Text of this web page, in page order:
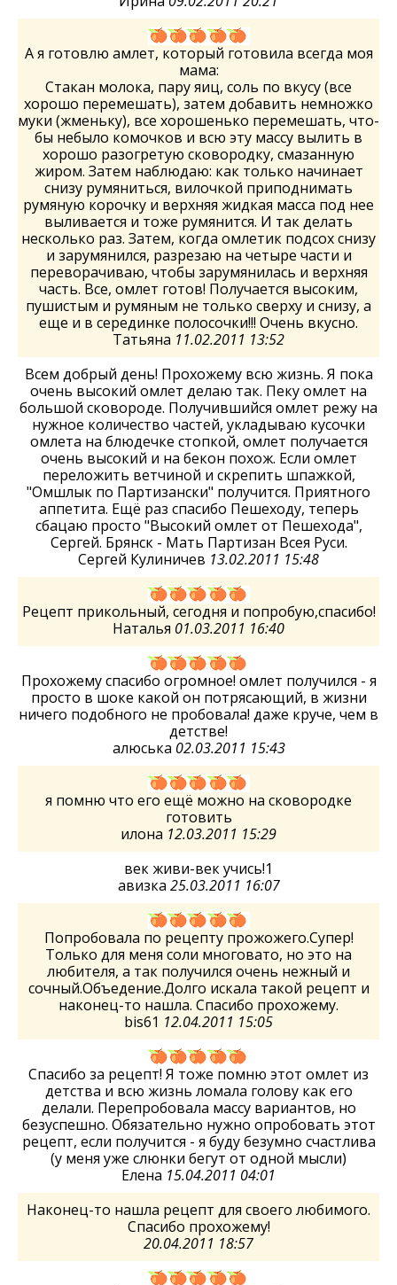
А я готовлю амлет, который готовила всегда моя
мама:
Стакан молока, пару яиц, соль по вкусу (все
хорошо перемешать), затем добавить немножко
муки (жменьку), все хорошенько перемешать, что-
бы небыло комочков и всю эту массу вылить в
хорошо разогретую сковородку, смазанную
жиром. Затем наблюдаю: как только начинает
снизу румяниться, вилочкой приподнимать
румяную корочку и верхняя жидкая масса под нее
выливается и тоже румянится. И так делать
несколько раз. Затем, когда омлетик подсох снизу
и зарумянился, разрезаю на четыре части и
переворачиваю, чтобы зарумянилась и верхняя
часть. Все, омлет готов! Получается высоким,
пушистым и румяным не только сверху и снизу, а
еще и в серединке полосочки!!! Очень вкусно.
Татьяна 11.02.2011 13:52
Всем добрый день! Прохожему всю жизнь. Я пока
очень высокий омлет делаю так. Пеку омлет на
большой сковороде. Получившийся омлет режу на
нужное количество частей, укладываю кусочки
омлета на блюдечке стопкой, омлет получается
очень высокий и на бекон похож. Если омлет
переложить ветчиной и скрепить шпажкой,
"Омшлык по Партизански" получится. Приятного
аппетита. Ещё раз спасибо Пешеходу, теперь
сбацаю просто "Высокий омлет от Пешехода",
Сергей. Брянск - Мать Партизан Всея Руси.
Сергей Кулиничев 13.02.2011 15:48
Рецепт прикольный, сегодня и попробую,спасибо!
Наталья 01.03.2011 16:40
Прохожему спасибо огромное! омлет получился - я
просто в шоке какой он потрясающий, в жизни
ничего подобного не пробовала! даже круче, чем в
детстве!
алюська 02.03.2011 15:43
я помню что его ещё можно на сковородке
готовить
илона 12.03.2011 15:29
век живи-век учись!1
авизка 25.03.2011 16:07
Попробовала по рецепту прожожего.Супер!
Только для меня соли многовато, но это на
любителя, а так получился очень нежный и
сочный.Объедение.Долго искала такой рецепт и
наконец-то нашла. Спасибо прохожему.
bis61 12.04.2011 15:05
Спасибо за рецепт! Я тоже помню этот омлет из
детства и всю жизнь ломала голову как его
делали. Перепробовала массу вариантов, но
безуспешно. Обязательно нужно опробовать этот
рецепт, если получится - я буду безумно счастлива
(у меня уже слюнки бегут от одной мысли)
Елена 15.04.2011 04:01
Наконец-то нашла рецепт для своего любимого.
Спасибо прохожему!
20.04.2011 18:57